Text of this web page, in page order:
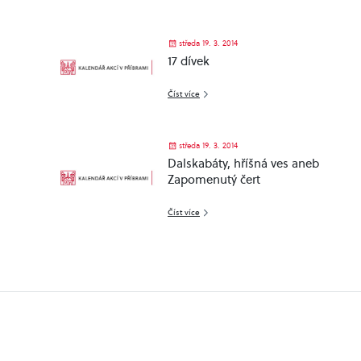
středa 19. 3. 2014
17 dívek
Číst více
středa 19. 3. 2014
Dalskabáty, hříšná ves aneb
Zapomenutý čert
Číst více